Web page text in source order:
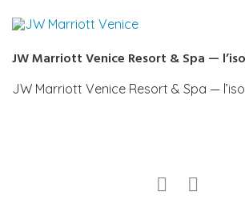
JW Marriott Venice Resort & Spa —
JW Marriott Venice Resort & Spa —